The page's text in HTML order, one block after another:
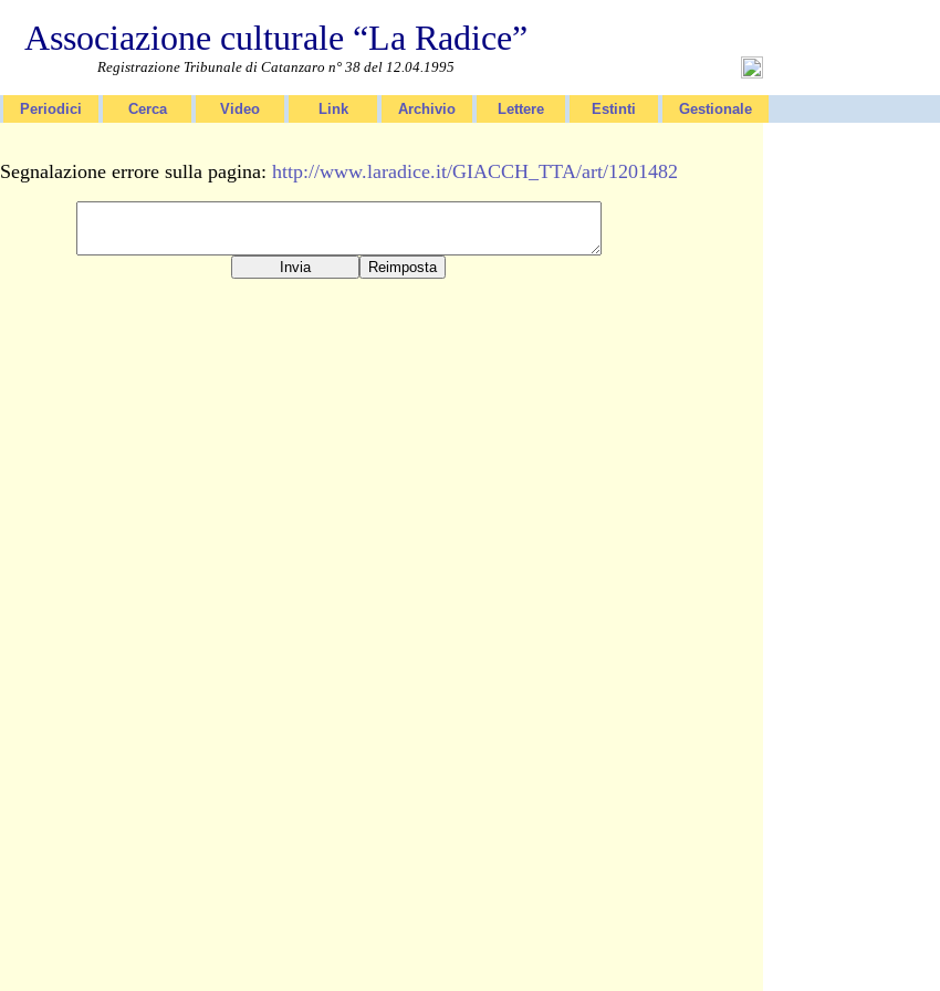
Associazione culturale “La Radice”
Registrazione Tribunale di Catanzaro n° 38 del 12.04.1995
Periodici Cerca Video Link Archivio Lettere Estinti Gestionale
Segnalazione errore sulla pagina: http://www.laradice.it/GIACCH_TTA/art/1201482